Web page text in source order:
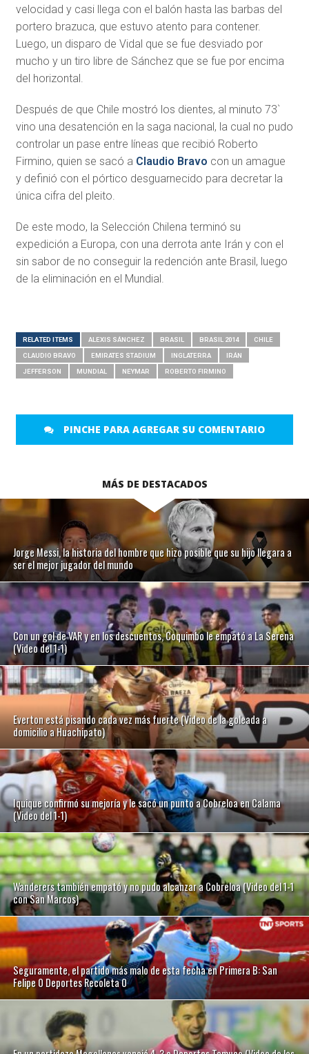
velocidad y casi llega con el balón hasta las barbas del
portero brazuca, que estuvo atento para contener.
Luego, un disparo de Vidal que se fue desviado por
mucho y un tiro libre de Sánchez que se fue por encima
del horizontal.
Después de que Chile mostró los dientes, al minuto 73`
vino una desatención en la saga nacional, la cual no pudo
controlar un pase entre líneas que recibió Roberto
Firmino, quien se sacó a Claudio Bravo con un amague
y definió con el pórtico desguarnecido para decretar la
única cifra del pleito.
De este modo, la Selección Chilena terminó su
expedición a Europa, con una derrota ante Irán y con el
sin sabor de no conseguir la redención ante Brasil, luego
de la eliminación en el Mundial.
RELATED ITEMS ALEXIS SÁNCHEZ BRASIL BRASIL 2014 CHILE
CLAUDIO BRAVO EMIRATES STADIUM INGLATERRA IRÁN
JEFFERSON MUNDIAL NEYMAR ROBERTO FIRMINO
PINCHE PARA AGREGAR SU COMENTARIO
MÁS DE DESTACADOS
Jorge Messi, la historia del hombre que hizo posible que su hijo llegara a
ser el mejor jugador del mundo
Con un gol de VAR y en los descuentos, Coquimbo le empató a La Serena
(Video del 1-1)
Everton está pisando cada vez más fuerte (Video de la goleada a
domicilio a Huachipato)
Iquique confirmó su mejoría y le sacó un punto a Cobreloa en Calama
(Video del 1-1)
Wanderers también empató y no pudo alcanzar a Cobreloa (Video del 1-1
con San Marcos)
Seguramente, el partido más malo de esta fecha en Primera B: San
Felipe 0 Deportes Recoleta 0